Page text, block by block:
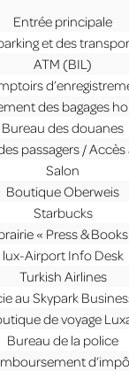
Entrée principale
et des
ATM (BIL)
des bagages
Bureau des douanes
passagers /
Salon
Boutique Oberweis
Starbucks
« Press &
lux-Airport Info Desk
Turkish Airlines
au Skypark
de voyage
Bureau de la police